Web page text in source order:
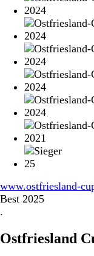
www.ostfriesland-
Best 2025
.
Ostfriesland